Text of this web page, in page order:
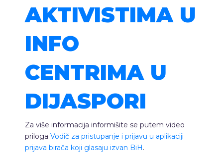
AKTIVISTIMA U
INFO
CENTRIMA U
DIJASPORI
Za više informacija informišite se putem video
priloga Vodič za pristupanje i prijavu u aplikaciji
prijava birača koji glasaju izvan BiH.